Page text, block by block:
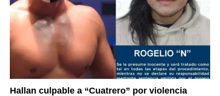
Hallan culpable a “Cuatrero” por violencia